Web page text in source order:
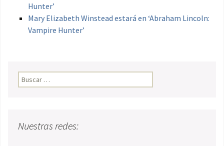
Hunter’
Mary Elizabeth Winstead estará en ‘Abraham Lincoln:
Vampire Hunter’
Buscar:
Nuestras redes: